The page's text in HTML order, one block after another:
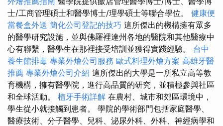
士/工商管理碩士和醫學博士/理學碩士等聯合學位。 健康便
當餐盒外送 簡化公司登記的技巧 這所傑出的機構擁有眾多
的醫學研究設施，並與佛羅裡達州各地的醫院和其他醫療中
心有聯繫，醫學生在那裡接受培訓並獲得實踐經驗。 台中
養生館排毒 專業外燴公司服務 歐式料理外燴方案 高雄牙醫
推薦 專業外燴公司介紹 這所傑出的大學是一所私立高等教
育機構，擁有醫學院，進行高品質的研究，並積極參與社區
和全球活動。 植牙手術詳解 在農村、城市和郊區環境中，
學生從小就接觸到患者。 學院的學術部門包括家庭醫學、
醫療技術、分子醫學、兒科、泌尿外科、外科、神經病學和